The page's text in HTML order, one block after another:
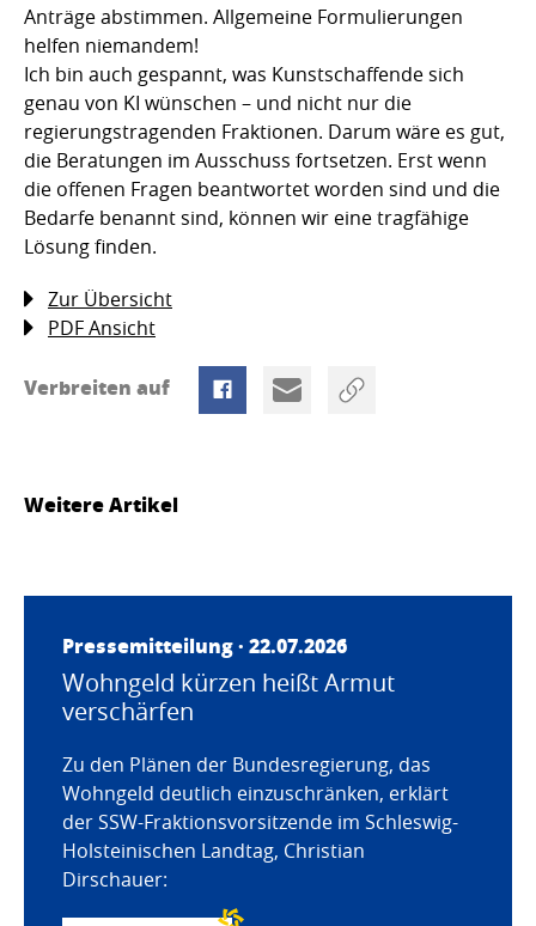
Anträge abstimmen. Allgemeine Formulierungen
helfen niemandem!
Ich bin auch gespannt, was Kunstschaffende sich
genau von KI wünschen – und nicht nur die
regierungstragenden Fraktionen. Darum wäre es gut,
die Beratungen im Ausschuss fortsetzen. Erst wenn
die offenen Fragen beantwortet worden sind und die
Bedarfe benannt sind, können wir eine tragfähige
Lösung finden.
Zur Übersicht
PDF Ansicht
Verbreiten auf
Weitere Artikel
Pressemitteilung · 22.07.2026
Wohngeld kürzen heißt Armut
verschärfen
Zu den Plänen der Bundesregierung, das
Wohngeld deutlich einzuschränken, erklärt
der SSW-Fraktionsvorsitzende im Schleswig-
Holsteinischen Landtag, Christian
Dirschauer: